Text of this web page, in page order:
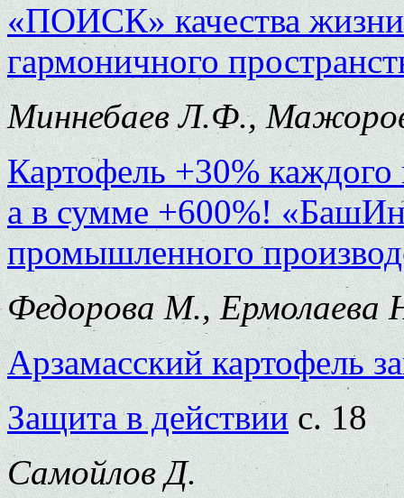
«ПОИСК» качества
гармоничного
Миннебаев Л.Ф.,
Картофель +30%
а в сумме +600%!
промышленного
Федорова М., Ермолаева
Арзамасский картофель
Защита в действиис. 18
Самойлов Д.